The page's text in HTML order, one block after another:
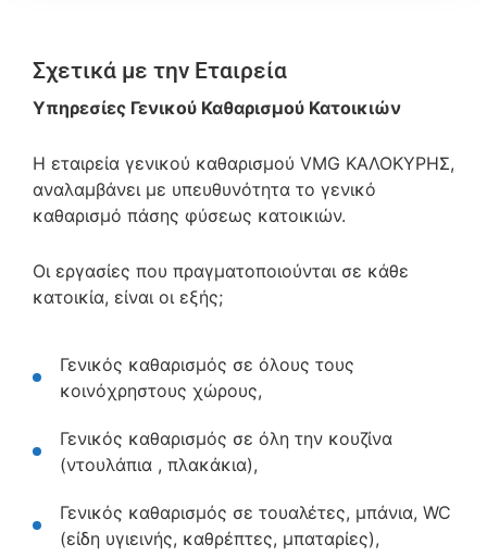
Σχετικά με την Εταιρεία
Υπηρεσίες Γενικού Καθαρισμού Κατοικιών
Η εταιρεία γενικού καθαρισμού VMG ΚΑΛΟΚΥΡΗΣ,
αναλαμβάνει με υπευθυνότητα το γενικό
καθαρισμό πάσης φύσεως κατοικιών.
Οι εργασίες που πραγματοποιούνται σε κάθε
κατοικία, είναι οι εξής;
Γενικός καθαρισμός σε όλους τους
κοινόχρηστους χώρους,
Γενικός καθαρισμός σε όλη την κουζίνα
(ντουλάπια , πλακάκια),
Γενικός καθαρισμός σε τουαλέτες, μπάνια, WC
(είδη υγιεινής, καθρέπτες, μπαταρίες),